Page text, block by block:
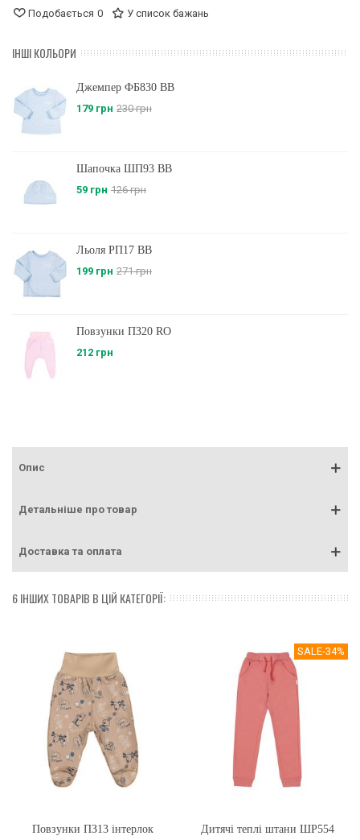
Подобається 0 У список бажань
ІНШІ КОЛЬОРИ
Джемпер ФБ830 BB
179 грн 230 грн
Шапочка ШП93 BB
59 грн 126 грн
Льоля РП17 BB
199 грн 271 грн
Повзунки ПЗ20 RO
212 грн
Опис
Детальніше про товар
Доставка та оплата
6 ІНШИХ ТОВАРІВ В ЦІЙ КАТЕГОРІЇ:
Повзунки ПЗ13 інтерлок
SALE-34%
Дитячі теплі штани ШР554